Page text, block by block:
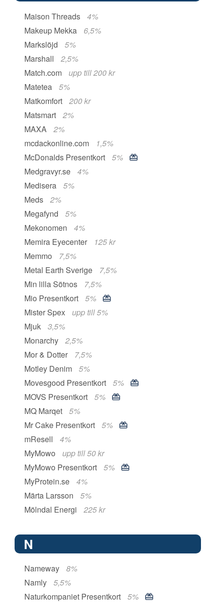
Maison Threads
4%
Makeup Mekka
6,5%
Markslöjd
5%
Marshall
2,5%
Match.com
upp till 200 kr
Matetea
5%
Matkomfort
200 kr
Matsmart
2%
MAXA
2%
mcdackonline.com
1,5%
McDonalds Presentkort
5%
Medgravyr.se
4%
Medisera
5%
Meds
2%
Megafynd
5%
Mekonomen
4%
Memira Eyecenter
125 kr
Memmo
7,5%
Metal Earth Sverige
7,5%
Min lilla Sötnos
7,5%
Mio Presentkort
5%
Mister Spex
upp till 5%
Mjuk
3,5%
Monarchy
2,5%
Mor & Dotter
7,5%
Motley Denim
5%
Movesgood Presentkort
5%
MOVS Presentkort
5%
MQ Marqet
5%
Mr Cake Presentkort
5%
mResell
4%
MyMowo
upp till 50 kr
MyMowo Presentkort
5%
MyProtein.se
4%
Märta Larsson
5%
Mölndal Energi
225 kr
N
Nameway
8%
Namly
5,5%
Naturkompaniet Presentkort
5%